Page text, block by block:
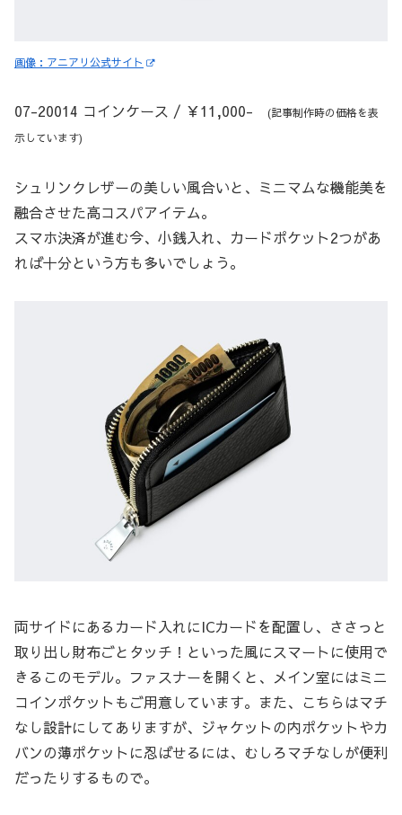
画像：アニアリ公式サイト
07-20014 コインケース / ￥11,000-
(記事制作時の価格を表
示しています)
シュリンクレザーの美しい風合いと、ミニマムな機能美を
融合させた高コスパアイテム。
スマホ決済が進む今、小銭入れ、カードポケット2つがあ
れば十分という方も多いでしょう。
両サイドにあるカード入れにICカードを配置し、ささっと
取り出し財布ごとタッチ！といった風にスマートに使用で
きるこのモデル。ファスナーを開くと、メイン室にはミニ
コインポケットもご用意しています。また、こちらはマチ
なし設計にしてありますが、ジャケットの内ポケットやカ
バンの薄ポケットに忍ばせるには、むしろマチなしが便利
だったりするもので。